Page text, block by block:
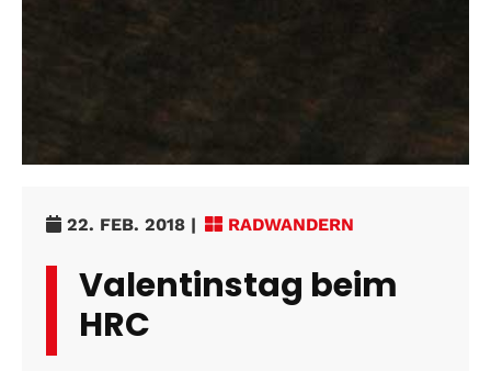
22. FEB. 2018 | RADWANDERN
Valentinstag beim
HRC